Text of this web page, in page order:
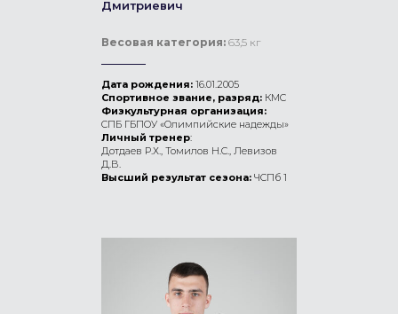
Дмитриевич
Весовая категория: 63,5 кг
Дата рождения: 16.01.2005
Спортивное звание, разряд: КМС
Физкультурная организация:
СПБ ГБПОУ «Олимпийские надежды»
Личный тренер:
Дотдаев Р.Х., Томилов Н.С., Левизов
Д.В.
Высший результат сезона: ЧСПб 1